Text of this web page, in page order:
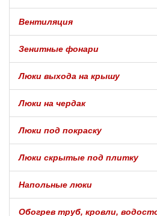
Вентиляция
Зенитные фонари
Люки выхода на крышу
Люки на чердак
Люки под покраску
Люки скрытые под плитку
Напольные люки
Обогрев труб, кровли,